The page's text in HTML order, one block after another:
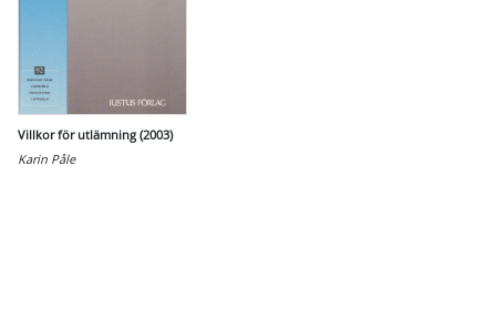
Villkor för utlämning (2003)
Karin Påle